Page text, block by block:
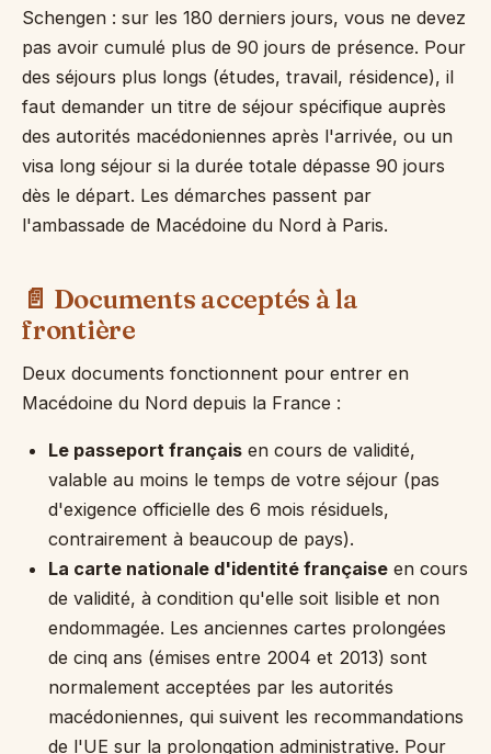
Schengen : sur les 180 derniers jours, vous ne devez
pas avoir cumulé plus de 90 jours de présence. Pour
des séjours plus longs (études, travail, résidence), il
faut demander un titre de séjour spécifique auprès
des autorités macédoniennes après l'arrivée, ou un
visa long séjour si la durée totale dépasse 90 jours
dès le départ. Les démarches passent par
l'ambassade de Macédoine du Nord à Paris.
📄 Documents acceptés à la
frontière
Deux documents fonctionnent pour entrer en
Macédoine du Nord depuis la France :
Le passeport français en cours de validité,
valable au moins le temps de votre séjour (pas
d'exigence officielle des 6 mois résiduels,
contrairement à beaucoup de pays).
La carte nationale d'identité française en cours
de validité, à condition qu'elle soit lisible et non
endommagée. Les anciennes cartes prolongées
de cinq ans (émises entre 2004 et 2013) sont
normalement acceptées par les autorités
macédoniennes, qui suivent les recommandations
de l'UE sur la prolongation administrative. Pour